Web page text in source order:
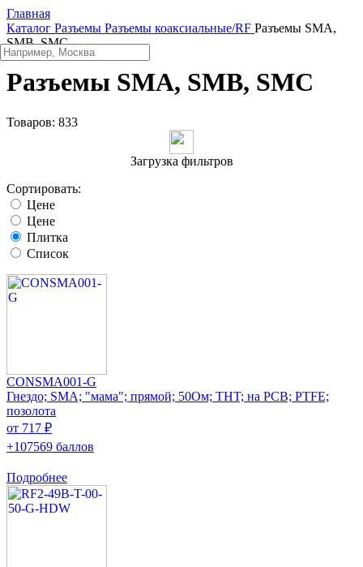
Главная
Каталог Разъeмы Разъeмы коаксиальные/RF Разъeмы SMA,
SMB, SMC
Разъeмы SMA, SMB, SMC
Товаров: 833
Загрузка фильтров
Сортировать:
Цене
Цене
Плитка
Список
CONSMA001-G
Гнездо; SMA; "мама"; прямой; 50Ом; THT; на PCB; PTFE;
позолота
от 717 ₽
+107569 баллов
Подробнее